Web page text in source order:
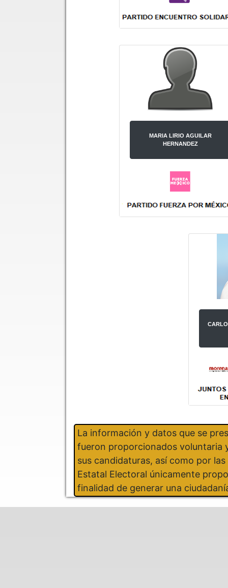
MARIA LIRIO AGUILAR
HERNANDEZ
La información y datos que se
fueron proporcionados voluntaria
sus candidaturas, así como por
Estatal Electoral únicamente
finalidad de generar una